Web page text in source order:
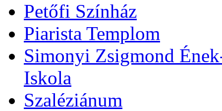
Petőfi Színház
Piarista Templom
Simonyi Zsigmond
Iskola
Szaléziánum